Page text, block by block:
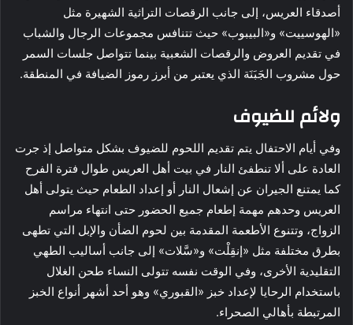
أصدقاء العريس، إلى جانب الرقصات التراثية الشهيرة مثل
«الهوسييت» و«البيبوب» حيث تتنافس مجموعات الرجال والشباب
في تقديم العروض والرقصات الشعبية بينما تتواصل جلسات السمر
حول مشروب الجَبَنَة الذي يعتبر من أبرز رموز الضيافة في المنطقة.
ولائم للضيوف
وفي أيام الاحتفال يتم تقديم اللحوم للضيوف بشكل متواصل إذ جرت
العادة على ألا تنطفئ النار في بيت أهل العريس طوال فترة الفرح
كما يمتنع الجيران عن إشعال النار أو إعداد الطعام حيث يتولى أهل
العريس وحدهم مهمة إطعام جميع الحضور حتى انتهاء مراسم
الزواج، وتتنوع الأطعمة المقدمة بين لحوم الضأن والإبل التي تطهى
بطرق مختلفة مثل «إنقِلْت» و«سَّلات» إلى جانب أساليب الطهي
التقليدية الأخرى، وفي الوقت نفسه تتولى النساء طحن الغلال
باستخدام الرحايا لإعداد خبز «القبوري» وهو أحد أشهر أنواع الخبز
المرتبطة بأهالي الصحراء.